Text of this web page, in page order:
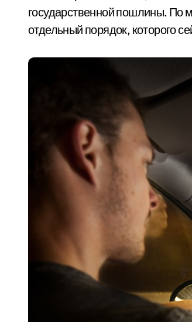
государственной пошлины. По
отдельный порядок, которого